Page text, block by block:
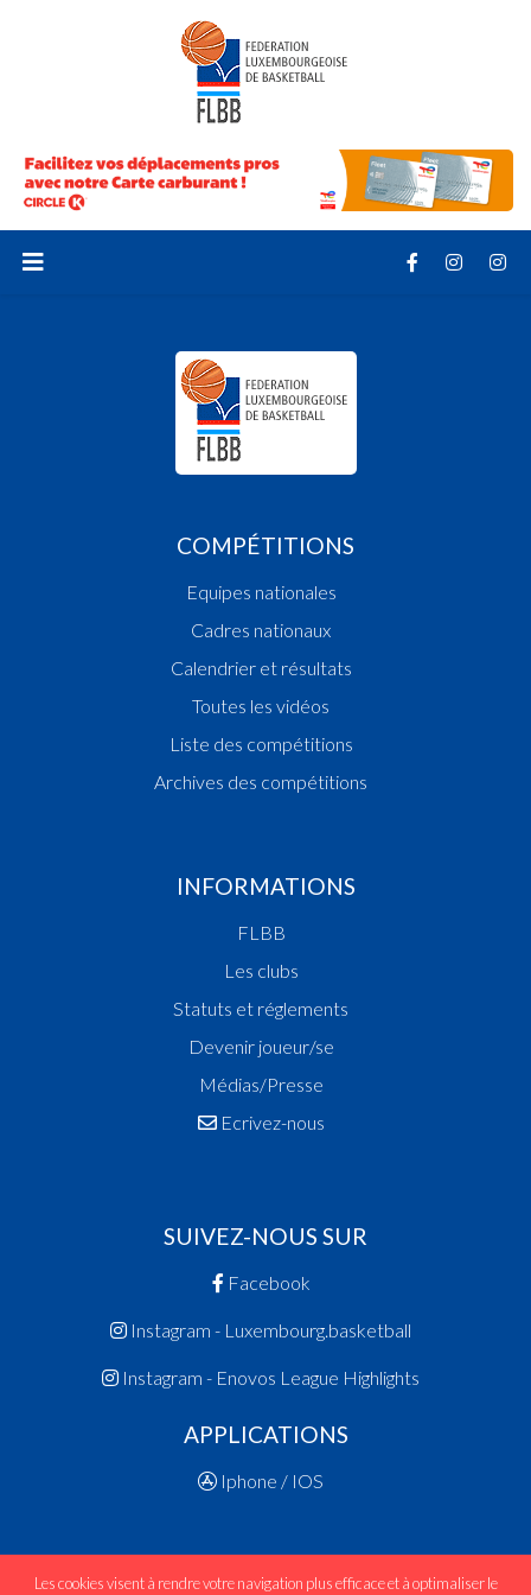
COMPÉTITIONS
Equipes nationales
Cadres nationaux
Calendrier et résultats
Toutes les vidéos
Liste des compétitions
Archives des compétitions
INFORMATIONS
FLBB
Les clubs
Statuts et réglements
Devenir joueur/se
Médias/Presse
Ecrivez-nous
SUIVEZ-NOUS SUR
Facebook
Instagram - Luxembourg.basketball
Instagram - Enovos League Highlights
APPLICATIONS
Iphone / IOS
Les cookies visent à rendre votre navigation plus efficace et à optimaliser le